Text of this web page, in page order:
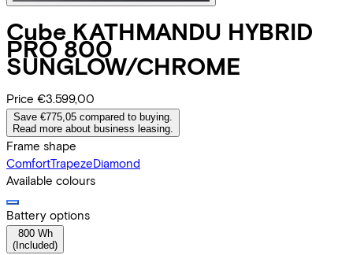
Cube KATHMANDU HYBRID
PRO 800
SUNGLOW/CHROME
Price €3.599,00
Save €775,05 compared to buying.
Read more about business leasing.
Frame shape
ComfortTrapezeDiamond
Available colours
Battery options
800 Wh
( Included)